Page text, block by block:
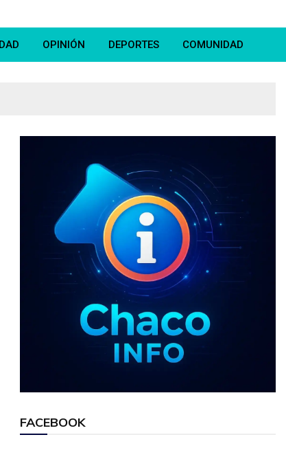
OPINIÓN DEPORTES COMUNIDAD
FACEBOOK